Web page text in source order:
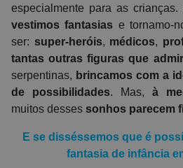
especialmente para as crianças.
vestimos fantasias e tornamo-
ser: super-heróis, médicos,
tantas outras figuras que
serpentinas, brincamos com a
de possibilidades. Mas, à
muitos desses sonhos parecem
E se disséssemos que é
fantasia de infância